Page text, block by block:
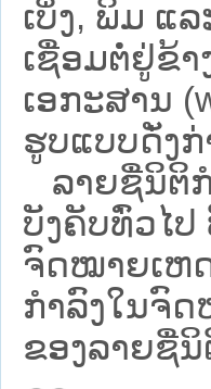
ເບິ່ງ, ພິມ ແ
ເຊື່ອມຕໍ່ຢູ່ຂ້າ
ເອກະສານ
ຮູບແບບດັ່ງ
ລາຍຊື່ນິຕິ
ບັງຄັບທົ່ວໄ
ຈົດໝາຍເຫ
ກຳລົງໃນຈົ
ຂອງລາຍຊື່ນິ